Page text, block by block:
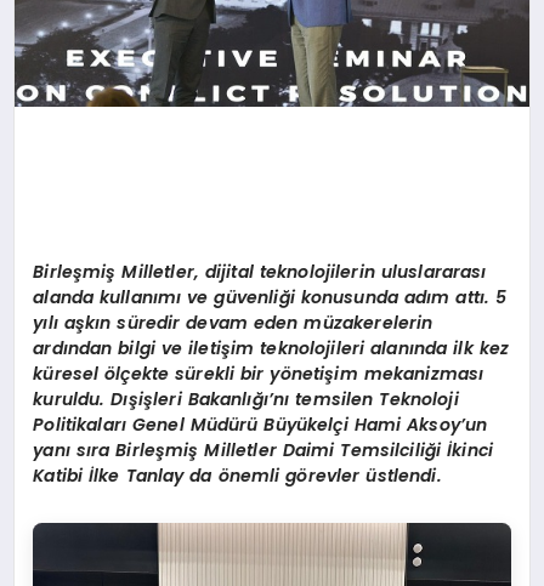
Birleşmiş Milletler, dijital teknolojilerin uluslararası
alanda kullanımı ve güvenliği konusunda adım attı. 5
yılı aşkın süredir devam eden müzakerelerin
ardından bilgi ve iletişim teknolojileri alanında ilk kez
küresel ölçekte sürekli bir yönetişim mekanizması
kuruldu. Dışişleri Bakanlığı’nı temsilen Teknoloji
Politikaları Genel Müdürü Büyükelçi Hami Aksoy’un
yanı sıra Birleşmiş Milletler Daimi Temsilciliği İkinci
Katibi İlke Tanlay da önemli görevler üstlendi.